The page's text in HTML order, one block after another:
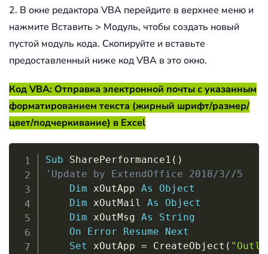
2. В окне редактора VBA перейдите в верхнее меню и
нажмите Вставить > Модуль, чтобы создать новый
пустой модуль кода. Скопируйте и вставьте
предоставленный ниже код VBA в это окно.
Код VBA: Отправка электронной почты с указанным
форматированием текста (жирный шрифт/размер/
цвет/подчеркивание) в Excel
Sub SharePerformance1 ( )
'Update by ExtendOffice 2018/3//5
Dim xOutApp As
Object
Dim xOutMail As
Object
Dim xOutMsg As
String
On
Error Resume
Next
Set xOutApp = CreateObject (